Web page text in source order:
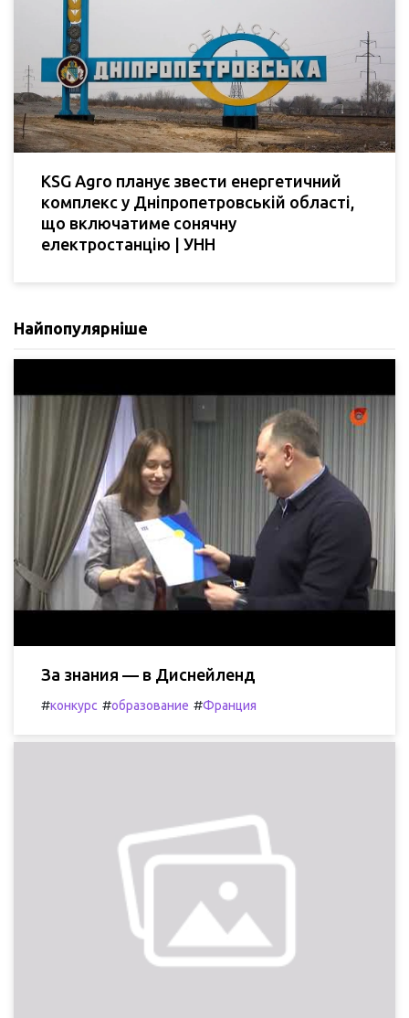
KSG Agro планує звести енергетичний
комплекс у Дніпропетровській області,
що включатиме сонячну
електростанцію | УНН
Найпопулярніше
За знания — в Диснейленд
#конкурс #образование #Франция